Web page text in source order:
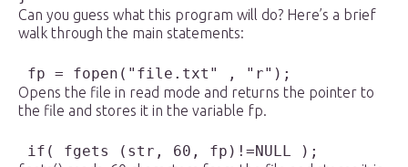
Can you guess what this program will do? Here’s a brief
walk through the main statements:
fp = fopen("file.txt" , "r");
Opens the file in read mode and returns the pointer to
the file and stores it in the variable fp.
if( fgets (str, 60, fp)!=NULL );